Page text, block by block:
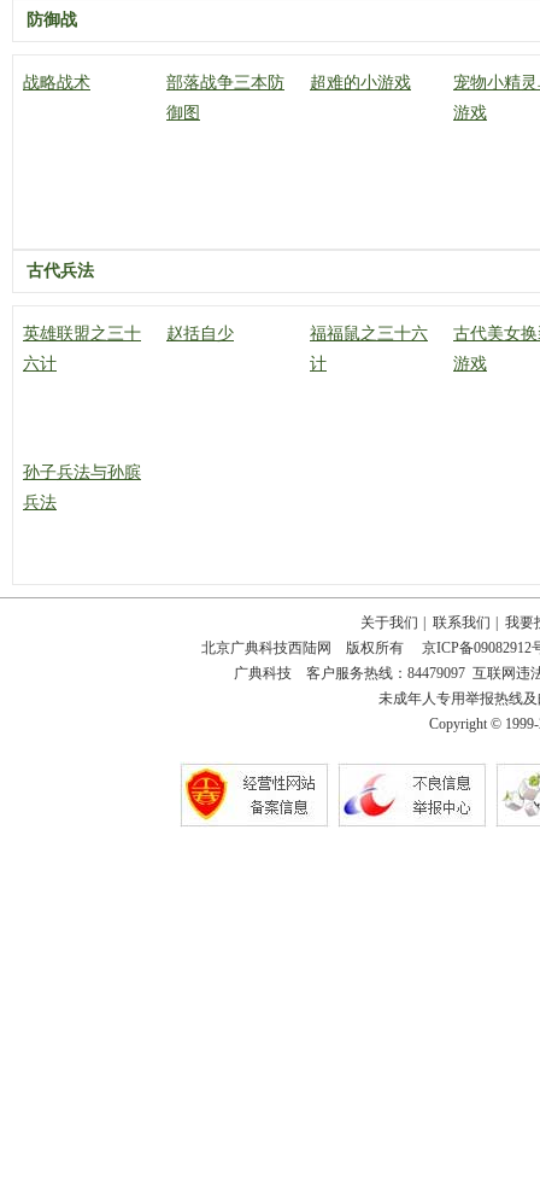
防御战
战略战术
部落战争三本防
御图
超难的小游戏
宠物小精
游戏
古代兵法
英雄联盟之三十
六计
赵括自少
福福鼠之三十六
计
古代美女
游戏
孙子兵法与孙膑
兵法
关于我们 联系我们
我要
北京广典科技西陆网 版权所有
京ICP备09082912
广典科技 客户服务热线：84479097 互联网违
未成年人专用举报热线
Copyright ©